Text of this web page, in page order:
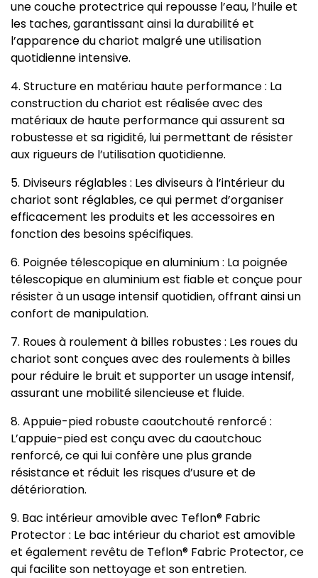
une couche protectrice qui repousse l’eau, l’huile et
les taches, garantissant ainsi la durabilité et
l’apparence du chariot malgré une utilisation
quotidienne intensive.
4. Structure en matériau haute performance : La
construction du chariot est réalisée avec des
matériaux de haute performance qui assurent sa
robustesse et sa rigidité, lui permettant de résister
aux rigueurs de l’utilisation quotidienne.
5. Diviseurs réglables : Les diviseurs à l’intérieur du
chariot sont réglables, ce qui permet d’organiser
efficacement les produits et les accessoires en
fonction des besoins spécifiques.
6. Poignée télescopique en aluminium : La poignée
télescopique en aluminium est fiable et conçue pour
résister à un usage intensif quotidien, offrant ainsi un
confort de manipulation.
7. Roues à roulement à billes robustes : Les roues du
chariot sont conçues avec des roulements à billes
pour réduire le bruit et supporter un usage intensif,
assurant une mobilité silencieuse et fluide.
8. Appuie-pied robuste caoutchouté renforcé :
L’appuie-pied est conçu avec du caoutchouc
renforcé, ce qui lui confère une plus grande
résistance et réduit les risques d’usure et de
détérioration.
9. Bac intérieur amovible avec Teflon® Fabric
Protector : Le bac intérieur du chariot est amovible
et également revêtu de Teflon® Fabric Protector, ce
qui facilite son nettoyage et son entretien.